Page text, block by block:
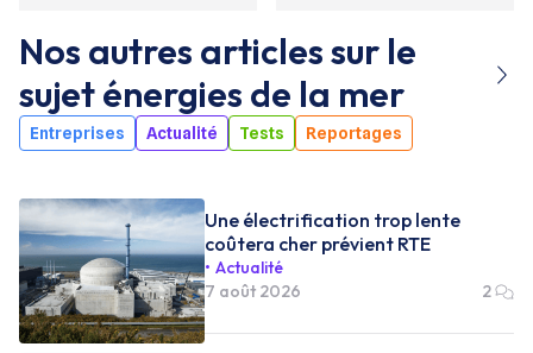
Nos autres articles sur le
sujeténergies de la mer
Entreprises Actualité Tests Reportages
Une électrification trop lente
coûtera cher prévient RTE
Actualité
7 août 2026
2